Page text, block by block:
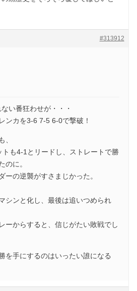
#313912
い番狂わせが・・・
ンカを3-6 7-5 6-0で撃破！
、
も4-1とリードし、ストレートで勝
のに。
ーの逆襲がすさまじかった。
シンと化し、最後は追いつめられ
ーからすると、信じがたい敗戦でし
を手にするのはいったい誰になる